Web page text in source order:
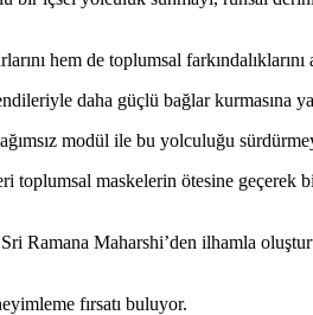
hem de toplumsal farkındalıklarını
daha güçlü bağlar kurmasına
modül ile bu yolculuğu
maskelerin ötesine geçerek
Maharshi’den ilhamla
fırsatı buluyor.